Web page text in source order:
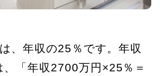
、年収の25％です。年収
「年収2700万円×25％＝